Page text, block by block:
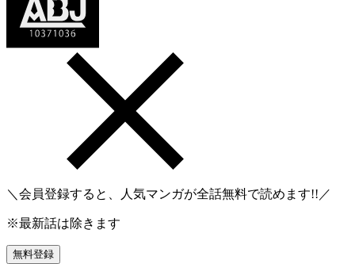
＼会員登録すると、人気マンガが全話無料で読めます!!／
※最新話は除きます
無料登録